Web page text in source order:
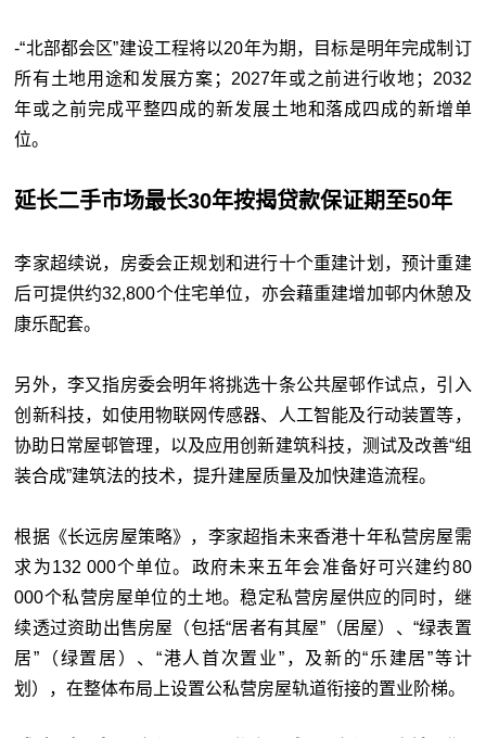
-“北部都会区”建设工程将以20年为期，目标是明年完成制订
所有土地用途和发展方案；2027年或之前进行收地；2032
年或之前完成平整四成的新发展土地和落成四成的新增单
位。
延长二手市场最长30年按揭贷款保证期至50年
李家超续说，房委会正规划和进行十个重建计划，预计重建
后可提供约32,800个住宅单位，亦会藉重建增加邨内休憩及
康乐配套。
另外，李又指房委会明年将挑选十条公共屋邨作试点，引入
创新科技，如使用物联网传感器、人工智能及行动装置等，
协助日常屋邨管理，以及应用创新建筑科技，测试及改善“组
装合成”建筑法的技术，提升建屋质量及加快建造流程。
根据《长远房屋策略》，李家超指未来香港十年私营房屋需
求为132 000个单位。政府未来五年会准备好可兴建约80
000个私营房屋单位的土地。稳定私营房屋供应的同时，继
续透过资助出售房屋（包括“居者有其屋”（居屋）、“绿表置
居”（绿置居）、“港人首次置业”，及新的“乐建居”等计
划），在整体布局上设置公私营房屋轨道衔接的置业阶梯。